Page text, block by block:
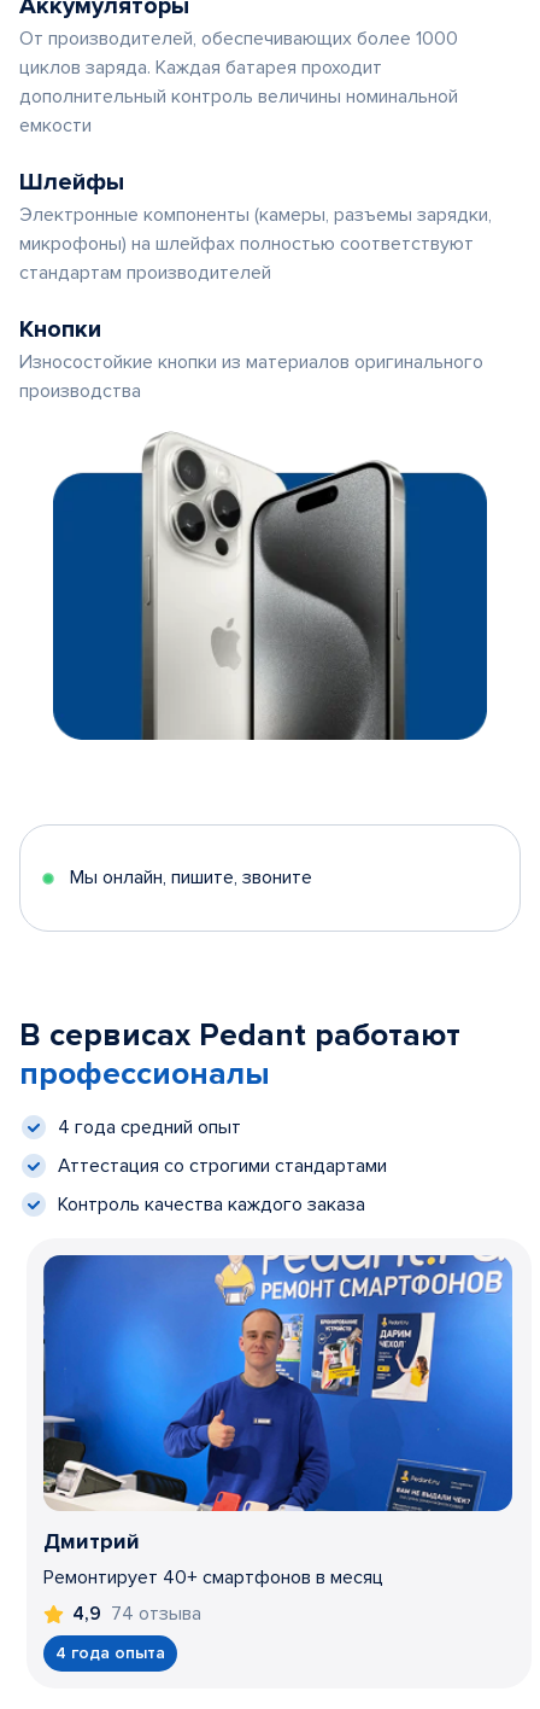
Аккумуляторы
От производителей, обеспечивающих более 1000
циклов заряда. Каждая батарея проходит
дополнительный контроль величины номинальной
емкости
Шлейфы
Электронные компоненты (камеры, разъемы зарядки,
микрофоны) на шлейфах полностью соответствуют
стандартам производителей
Кнопки
Износостойкие кнопки из материалов оригинального
производства
Мы онлайн, пишите, звоните
В сервисах Pedant работают
профессионалы
4 года средний опыт
Аттестация со строгими стандартами
Контроль качества каждого заказа
Дмитрий
Ремонтирует 40+ смартфонов в месяц
4,9 74 отзыва
4 года опыта